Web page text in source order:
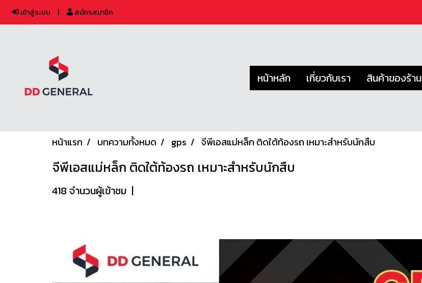
เข้าสู่ระบบ สมัครสมาชิก
หน้าหลัก เกี่ยวกับเรา สินค้าของร้าน
หน้าแรก บทความทั้งหมด gps จีพีเอสแม่หล็ก ติดใต้ท้องรถ เหมาะสำหรับนักสืบ
จีพีเอสแม่หล็ก ติดใต้ท้องรถ เหมาะสำหรับนักสืบ
418 จำนวนผู้เข้าชม |